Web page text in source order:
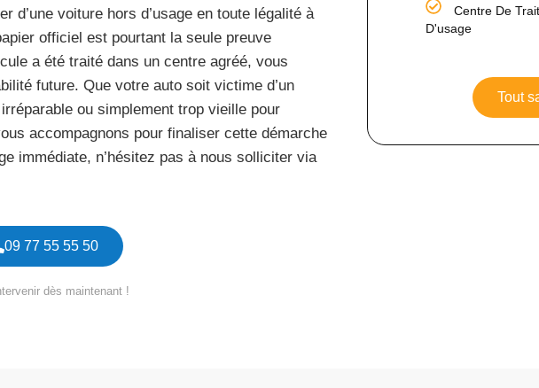
d’une voiture hors d’usage en toute légalité à
officiel est pourtant la seule preuve
a été traité dans un centre agréé, vous
future. Que votre auto soit victime d’un
ou simplement trop vieille pour
accompagnons pour finaliser cette démarche
immédiate, n’hésitez pas à nous solliciter via
09 77 55 55 50
dès maintenant !
Centre De
D'usage
Tout